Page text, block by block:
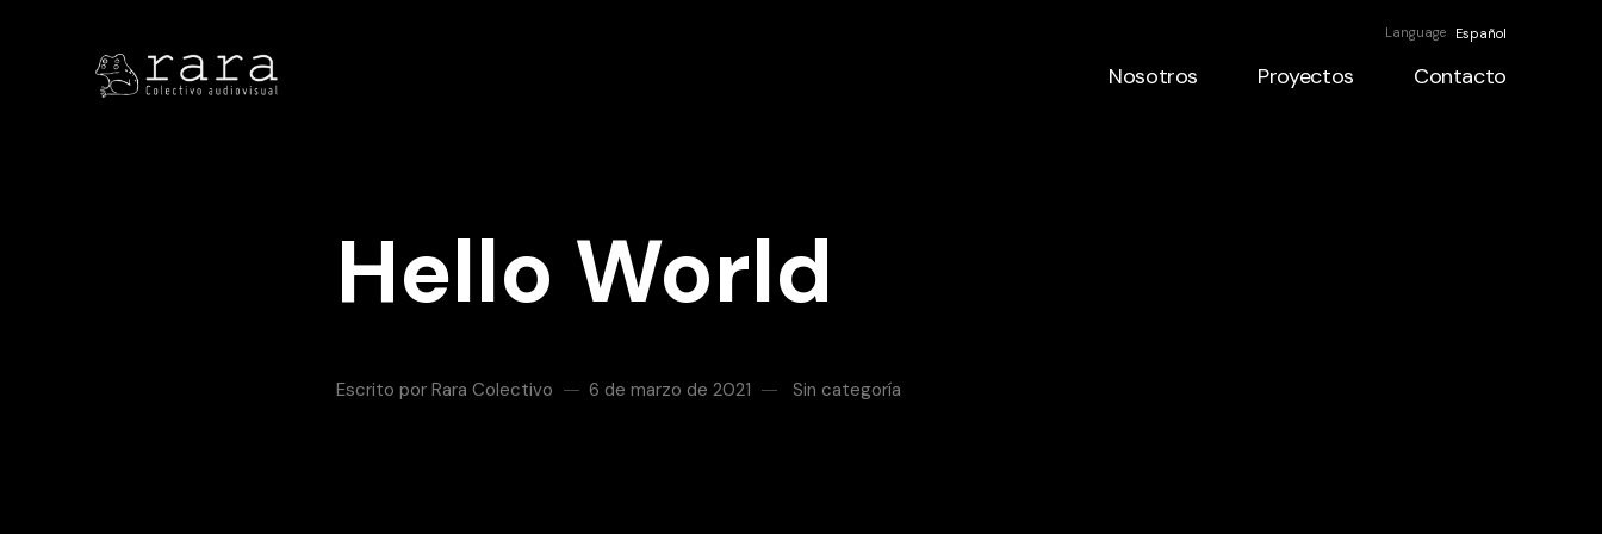
Nosotros
Proyectos
Contacto
Contacto
Language Español
Hello World
Escrito por Rara Colectivo 6 de marzo de 2021 Sin categoría